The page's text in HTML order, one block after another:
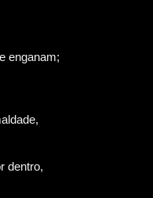
enganam;
dentro,